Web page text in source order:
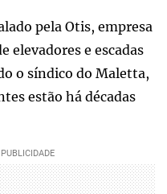
pela Otis, empresa
elevadores e escadas
o síndico do Maletta,
estão há décadas